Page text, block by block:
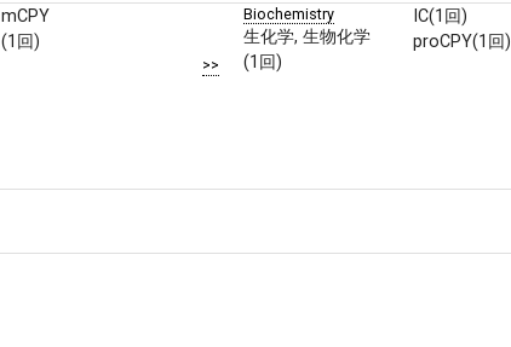
mCPY
(1回)
>>
Biochemistry
生化学, 生物化学
(1回)
IC(1回)
proCPY(1回)